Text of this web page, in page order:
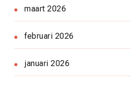
maart 2026
februari 2026
januari 2026